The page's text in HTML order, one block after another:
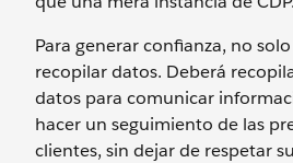
Para generar confianza, no
recopilar datos. Deberá
datos para comunicar
hacer un seguimiento de las
clientes, sin dejar de respetar